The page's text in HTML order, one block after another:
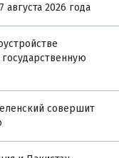
2026 года
совершит